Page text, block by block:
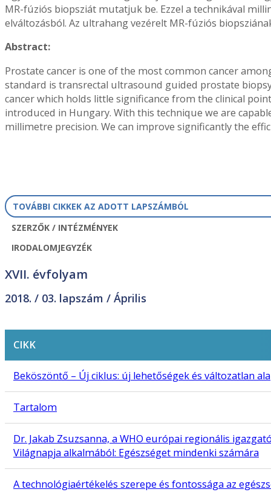
MR-fúziós biopsziát mutatjuk be. Ezzel a technikával
elváltozásból. Az ultrahang vezérelt MR-fúziós
Abstract:
Prostate cancer is one of the most common cancer
standard is transrectal ultrasound guided prostate
cancer which holds little significance from the clinical
introduced in Hungary. With this technique we are
millimetre precision. We can improve significantly the
TOVÁBBI CIKKEK AZ ADOTT LAPSZÁMBÓL
SZERZŐK / INTÉZMÉNYEK
IRODALOMJEGYZÉK
XVII. évfolyam
2018. / 03. lapszám / Április
CIKK
Beköszöntő – Új ciklus: új lehetőségek és változatlan
Tartalom
Dr. Jakab Zsuzsanna, a WHO európai regionális
Világnapja alkalmából: Egészséget mindenki számára
A technológiaértékelés szerepe és fontossága az